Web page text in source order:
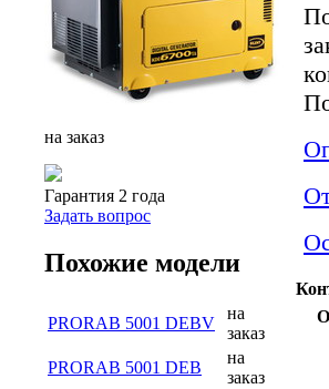
на заказ
Гарантия 2 года
Задать вопрос
Похожие модели
PRORAB 5001 DEBV
на
заказ
PRORAB 5001 DEB
на
заказ